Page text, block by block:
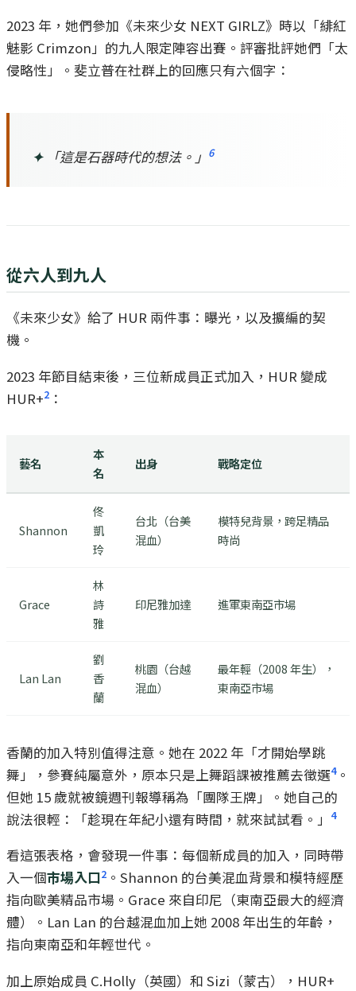
2023 年，她們參加《未來少女 NEXT GIRLZ》時以「緋紅
魅影 Crimzon」的九人限定陣容出賽。評審批評她們「太
侵略性」。斐立普在社群上的回應只有六個字：
✦「這是石器時代的想法。」 6
從六人到九人
《未來少女》給了 HUR 兩件事：曝光，以及擴編的契
機。
2023 年節目結束後，三位新成員正式加入，HUR 變成
HUR+2 ：
藝名
本
名
出身 戰略定位
Shannon
佟
凱
玲
台北（台美
混血）
模特兒背景，跨足精品
時尚
Grace
林
詩
雅
印尼雅加達 進軍東南亞市場
Lan Lan
劉
香
蘭
桃園（台越
混血）
最年輕（2008 年生），
東南亞市場
香蘭的加入特別值得注意。她在 2022 年「才開始學跳
舞」，參賽純屬意外，原本只是上舞蹈課被推薦去徵選4。
但她 15 歲就被鏡週刊報導稱為「團隊王牌」。她自己的
說法很輕：「趁現在年紀小還有時間，就來試試看。」
4
看這張表格，會發現一件事：每個新成員的加入，同時帶
入一個市場入口2 。Shannon 的台美混血背景和模特經歷
指向歐美精品市場。Grace 來自印尼（東南亞最大的經濟
體）。Lan Lan 的台越混血加上她 2008 年出生的年齡，
指向東南亞和年輕世代。
加上原始成員 C.Holly（英國）和 Sizi（蒙古），HUR+